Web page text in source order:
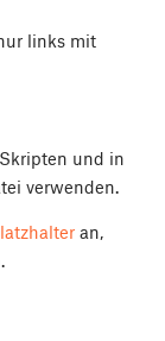
links mit
und in
verwenden.
an,